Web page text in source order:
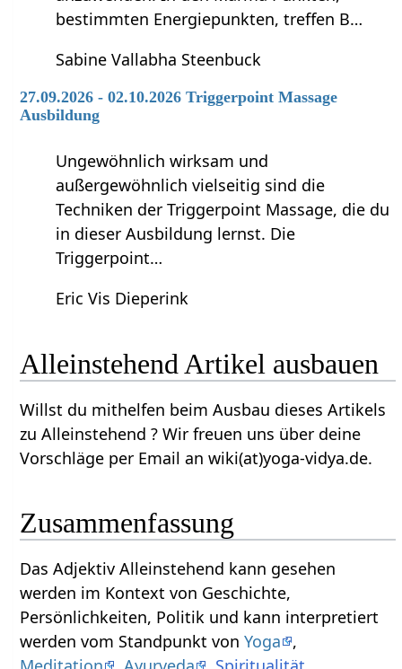
bestimmten Energiepunkten, treffen B…
Sabine Vallabha Steenbuck
27.09.2026 - 02.10.2026 Triggerpoint Massage
Ausbildung
Ungewöhnlich wirksam und
außergewöhnlich vielseitig sind die
Techniken der Triggerpoint Massage, die du
in dieser Ausbildung lernst. Die
Triggerpoint…
Eric Vis Dieperink
Alleinstehend‏‎ Artikel ausbauen
Willst du mithelfen beim Ausbau dieses Artikels
zu Alleinstehend‏‎ ? Wir freuen uns über deine
Vorschläge per Email an wiki(at)yoga-vidya.de.
Zusammenfassung
Das Adjektiv Alleinstehend‏‎ kann gesehen
werden im Kontext von Geschichte,
Persönlichkeiten, Politik und kann interpretiert
werden vom Standpunkt vonYoga
,